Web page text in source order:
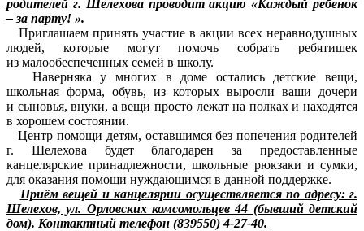
родителей г. Шелехова проводит акцию «Каждый ребенок
– за парту! ».
Приглашаем принять участие в акции всех неравнодушных
людей, которые могут помочь собрать ребятишек
из малообеспеченных семей в школу.
Наверняка у многих в доме остались детские вещи,
школьная форма, обувь, из которых выросли ваши дочери
и сыновья, внуки, а вещи просто лежат на полках и находятся
в хорошем состоянии.
Центр помощи детям, оставшимся без попечения родителей
г. Шелехова будет благодарен за предоставленные
канцелярские принадлежности, школьные рюкзаки и сумки,
для оказания помощи нуждающимся в данной поддержке.
Приём вещей и канцелярии осуществляется по адресу: г.
Шелехов, ул. Орловских комсомольцев 44 (бывший детский
дом). Контактный телефон (839550) 4-27-40.